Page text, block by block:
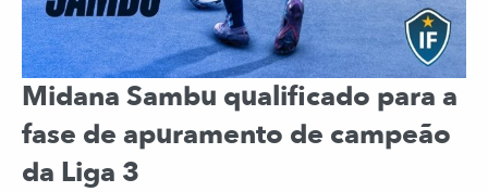
Midana Sambu qualificado para a
fase de apuramento de campeão
da Liga 3